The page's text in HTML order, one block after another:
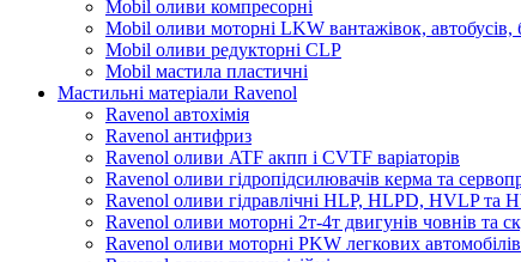
Mobil оливи компресорні
Mobil оливи моторні LKW вантажівок, автобусів,
Mobil оливи редукторні CLP
Mobil мастила пластичні
Мастильні матеріали Ravenol
Ravenol автохімія
Ravenol антифриз
Ravenol оливи ATF акпп і CVTF варіаторів
Ravenol оливи гідропідсилювачів керма та
Ravenol оливи гідравлічні HLP, HLPD, HVLP та
Ravenol оливи моторні 2т-4т двигунів човнів та
Ravenol оливи моторні PKW легкових автомобілів